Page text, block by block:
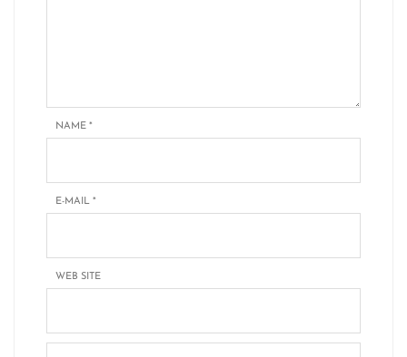
NAME *
E-MAIL *
WEB SITE